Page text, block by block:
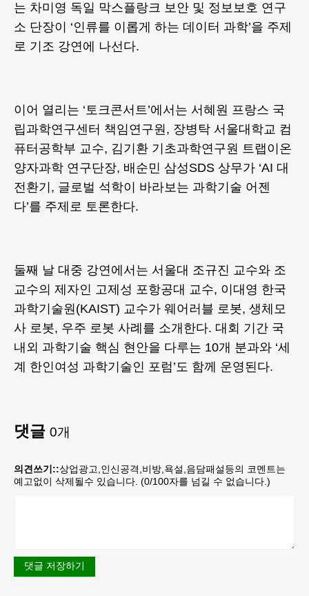
는 차미영 독일 막스플랑크 보안 및 정보보호 연구
소 단장이 ‘인류를 이롭게 하는 데이터 과학’을 주제
로 기조 강연에 나선다.
이어 열리는 ‘토크콘서트’에서는 서혜원 프랑스 국
립과학연구센터 책임연구원, 장병탁 서울대학교 컴
퓨터공학부 교수, 김기환 기초과학연구원 트랩이온
양자과학 연구단장, 배순민 삼성SDS 상무가 ‘AI 대
전환기, 글로벌 석학이 바라보는 과학기술 어젠
다’를 주제로 토론한다.
둘째 날 대중 강연에서는 서울대 조규진 교수와 조
교수의 제자인 고제성 포항공대 교수, 이대영 한국
과학기술원(KAIST) 교수가 웨어러블 로봇, 생체모
사 로봇, 우주 로봇 사례를 소개한다. 대회 기간 국
내외 과학기술 핵심 현안을 다루는 10개 분과와 ‘세
계 한인여성 과학기술인 포럼’도 함께 운영된다.
댓글 0개
의견쓰기::상업광고,인신공격,비방,욕설,음담패설등의 코멘트는
예고없이 삭제될수 있습니다. (0/100자를 넘길 수 없습니다.)
댓글 저장하기